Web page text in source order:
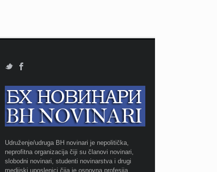
Udruženje/udruga BH novinari je nepolitička,
neprofitna organizacija čiji su članovi novinari,
slobodni novinari, studenti novinarstva i drugi
medijski uposlenici čija je osnovna profesija